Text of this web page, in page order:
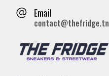
Email
contact@thefridge.tn